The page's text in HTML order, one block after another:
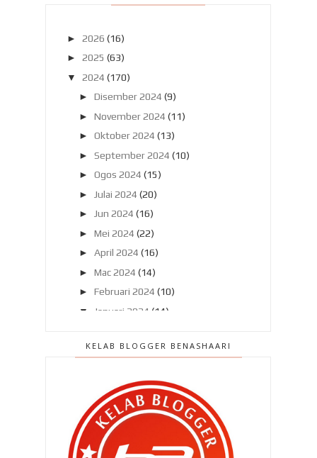
► 2026 (16)
► 2025 (63)
▼
2024 (170)
► Disember 2024 (9)
► November 2024 (11)
► Oktober 2024 (13)
► September 2024 (10)
► Ogos 2024 (15)
►
Julai 2024 (20)
► Jun 2024 (16)
► Mei 2024 (22)
► April 2024 (16)
► Mac 2024 (14)
► Februari 2024 (10)
▼
Januari 2024 (14)
Sedar ke tidak yang mata anak kita
Korea Selatan 'tewas' dengan
Malaysia !
Tips nak capai berat ideal sebelum
KELAB BLOGGER BENASHAARI